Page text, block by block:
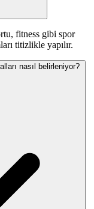
fitness gibi spor
titizlikle yapılır.
nasıl belirleniyor?